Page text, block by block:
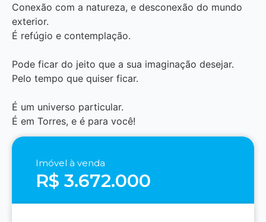
Conexão com a natureza, e desconexão do mundo
exterior.
É refúgio e contemplação.
Pode ficar do jeito que a sua imaginação desejar.
Pelo tempo que quiser ficar.
É um universo particular.
É em Torres, e é para você!
Imóvel à venda
R$ 3.672.000